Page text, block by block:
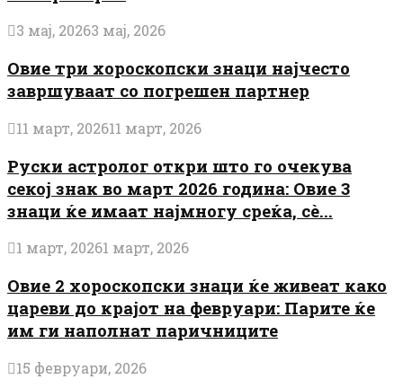
3 мај, 20263 мај, 2026
Овие три хороскопски знаци најчесто
завршуваат со погрешен партнер
11 март, 202611 март, 2026
Руски астролог откри што го очекува
секој знак во март 2026 година: Овие 3
знаци ќе имаат најмногу среќа, сè...
1 март, 20261 март, 2026
Овие 2 хороскопски знаци ќе живеат како
цареви до крајот на февруари: Парите ќе
им ги наполнат паричниците
15 февруари, 2026